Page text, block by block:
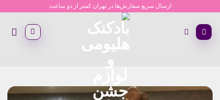
content
ارسال سریع سفارش‌ها در تهران کمتر از دو ساعت